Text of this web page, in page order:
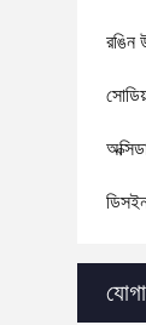
রঙিন